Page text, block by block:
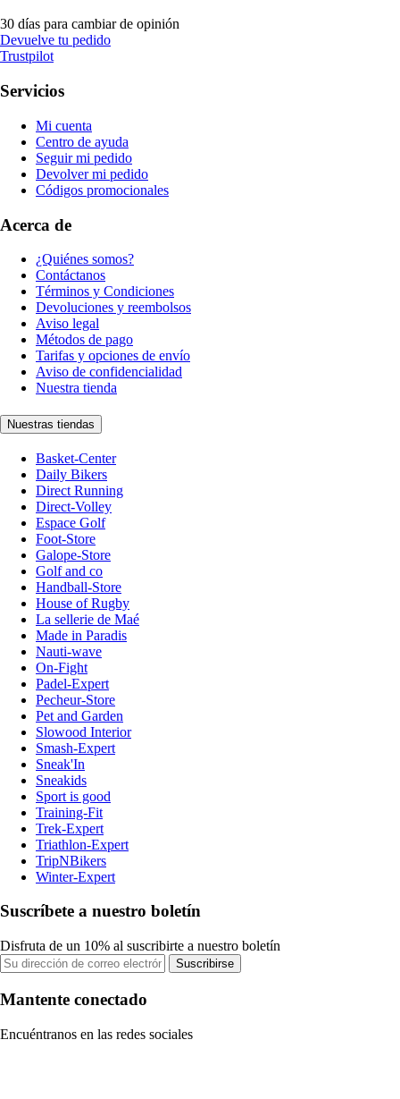
30 días para cambiar de opinión
Devuelve tu pedido
Trustpilot
Servicios
Mi cuenta
Centro de ayuda
Seguir mi pedido
Devolver mi pedido
Códigos promocionales
Acerca de
¿Quiénes somos?
Contáctanos
Términos y Condiciones
Devoluciones y reembolsos
Aviso legal
Métodos de pago
Tarifas y opciones de envío
Aviso de confidencialidad
Nuestra tienda
Nuestras tiendas
Basket-Center
Daily Bikers
Direct Running
Direct-Volley
Espace Golf
Foot-Store
Galope-Store
Golf and co
Handball-Store
House of Rugby
La sellerie de Maé
Made in Paradis
Nauti-wave
On-Fight
Padel-Expert
Pecheur-Store
Pet and Garden
Slowood Interior
Smash-Expert
Sneak'In
Sneakids
Sport is good
Training-Fit
Trek-Expert
Triathlon-Expert
TripNBikers
Winter-Expert
Suscríbete a nuestro boletín
Disfruta de un 10% al suscribirte a nuestro boletín
Suscribirse
Mantente conectado
Encuéntranos en las redes sociales